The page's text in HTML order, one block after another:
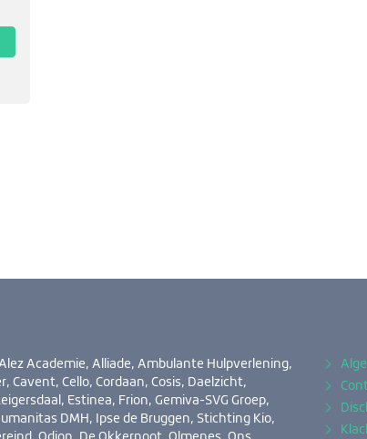
Academie, Alliade, Ambulante Hulpverlening,
Cavent, Cello, Cordaan, Cosis, Daelzicht,
Estinea, Frion, Gemiva-SVG Groep,
DMH, Ipse de Bruggen, Stichting Kio,